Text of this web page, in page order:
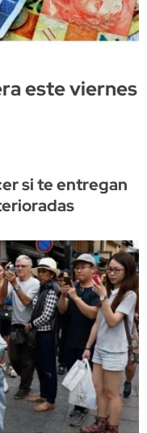
este viernes
si te entregan